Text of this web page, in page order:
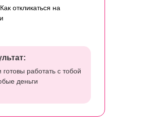
работать с тобой
деньги
Как откликаться на